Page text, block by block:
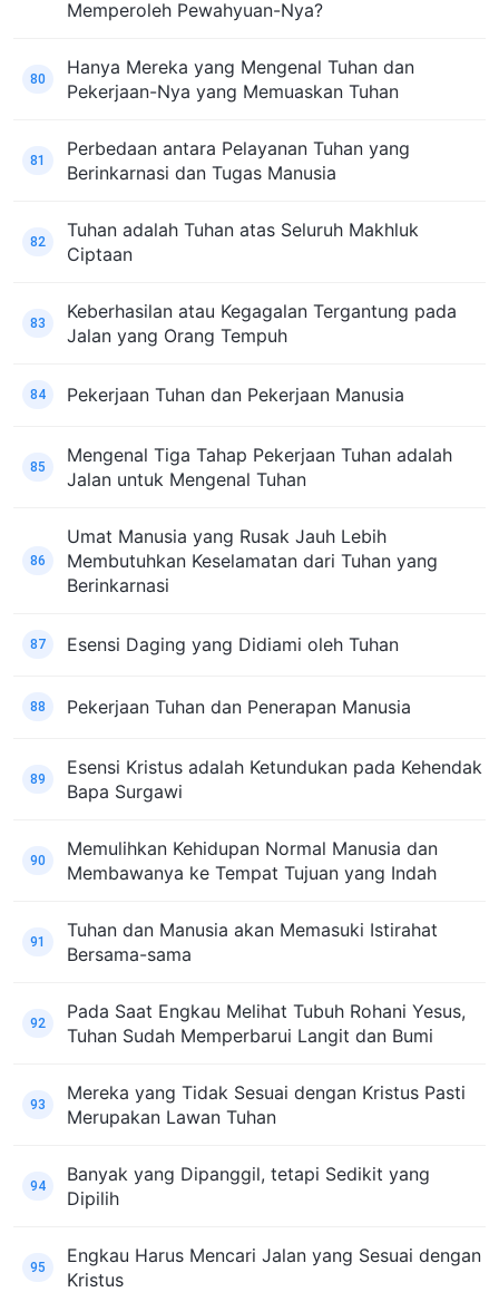
Memperoleh Pewahyuan-Nya?
80
Hanya Mereka yang Mengenal Tuhan dan
Pekerjaan-Nya yang Memuaskan Tuhan
81
Perbedaan antara Pelayanan Tuhan yang
Berinkarnasi dan Tugas Manusia
82
Tuhan adalah Tuhan atas Seluruh Makhluk
Ciptaan
83
Keberhasilan atau Kegagalan Tergantung pada
Jalan yang Orang Tempuh
84 Pekerjaan Tuhan dan Pekerjaan Manusia
85
Mengenal Tiga Tahap Pekerjaan Tuhan adalah
Jalan untuk Mengenal Tuhan
86
Umat Manusia yang Rusak Jauh Lebih
Membutuhkan Keselamatan dari Tuhan yang
Berinkarnasi
87 Esensi Daging yang Didiami oleh Tuhan
88 Pekerjaan Tuhan dan Penerapan Manusia
89
Esensi Kristus adalah Ketundukan pada Kehendak
Bapa Surgawi
90
Memulihkan Kehidupan Normal Manusia dan
Membawanya ke Tempat Tujuan yang Indah
91
Tuhan dan Manusia akan Memasuki Istirahat
Bersama-sama
92
Pada Saat Engkau Melihat Tubuh Rohani Yesus,
Tuhan Sudah Memperbarui Langit dan Bumi
93
Mereka yang Tidak Sesuai dengan Kristus Pasti
Merupakan Lawan Tuhan
94
Banyak yang Dipanggil, tetapi Sedikit yang
Dipilih
95
Engkau Harus Mencari Jalan yang Sesuai dengan
Kristus